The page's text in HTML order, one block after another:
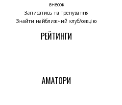
внесок
Записатись на тренування
Знайти найближчий клуб/секцію
РЕЙТИНГИ
АМАТОРИ